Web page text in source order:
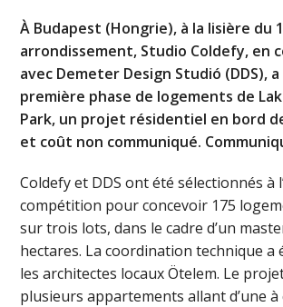
À Budapest (Hongrie), à la lisière du
arrondissement, Studio Coldefy, en
avec Demeter Design Studió (DDS),
première phase de logements de
Park, un projet résidentiel en bord
et coût non communiqué.
Coldefy et DDS ont été sélectionnés à
compétition pour concevoir 175
sur trois lots, dans le cadre d’un
hectares. La coordination technique a
les architectes locaux Ötelem. Le
plusieurs appartements allant d’une